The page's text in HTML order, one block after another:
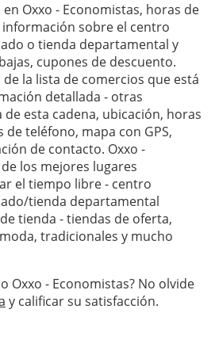
Oxxo - Economistas, horas de
sobre el centro
o tienda departamental y
cupones de descuento.
la lista de comercios que está
detallada - otras
esta cadena, ubicación, horas
teléfono, mapa con GPS,
de contacto. Oxxo -
los mejores lugares
el tiempo libre - centro
tienda departamental
tienda - tiendas de oferta,
tradicionales y mucho
Oxxo - Economistas? No olvide
y calificar su satisfacción.